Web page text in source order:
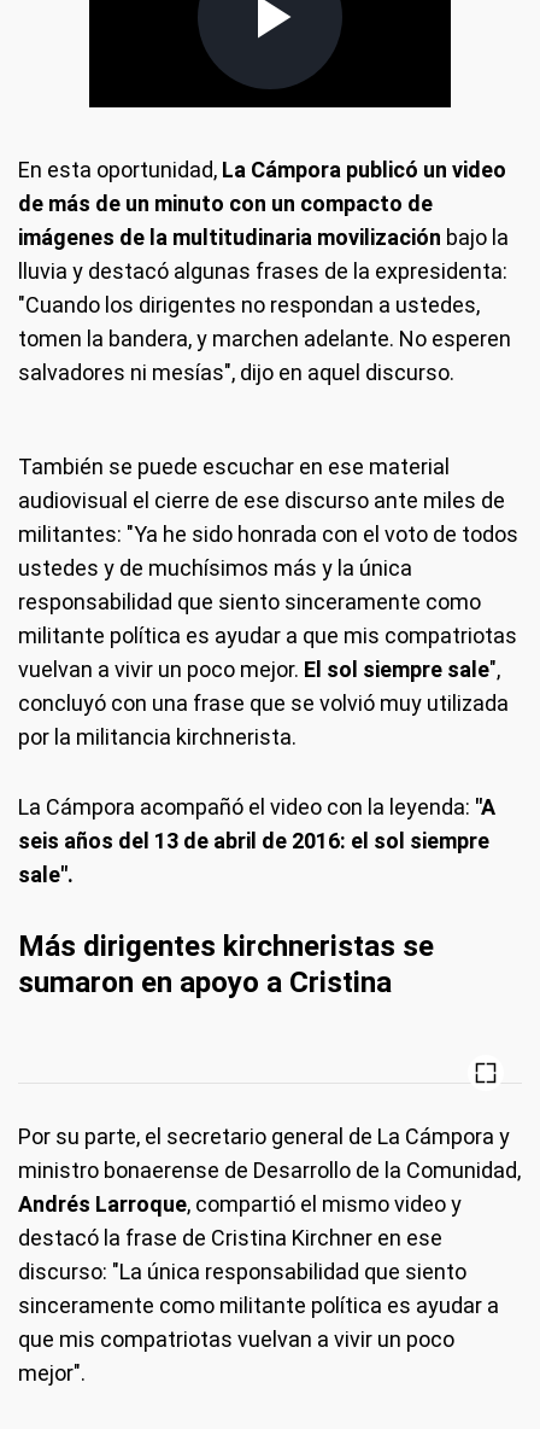
En esta oportunidad, La Cámpora publicó un video
de más de un minuto con un compacto de
imágenes de la multitudinaria movilización bajo la
lluvia y destacó algunas frases de la expresidenta:
"Cuando los dirigentes no respondan a ustedes,
tomen la bandera, y marchen adelante. No esperen
salvadores ni mesías", dijo en aquel discurso.
También se puede escuchar en ese material
audiovisual el cierre de ese discurso ante miles de
militantes: "Ya he sido honrada con el voto de todos
ustedes y de muchísimos más y la única
responsabilidad que siento sinceramente como
militante política es ayudar a que mis compatriotas
vuelvan a vivir un poco mejor. El sol siempre sale",
concluyó con una frase que se volvió muy utilizada
por la militancia kirchnerista.
La Cámpora acompañó el video con la leyenda: "A
seis años del 13 de abril de 2016: el sol siempre
sale".
Más dirigentes kirchneristas se
sumaron en apoyo a Cristina
Por su parte, el secretario general de La Cámpora y
ministro bonaerense de Desarrollo de la Comunidad,
Andrés Larroque, compartió el mismo video y
destacó la frase de Cristina Kirchner en ese
discurso: "La única responsabilidad que siento
sinceramente como militante política es ayudar a
que mis compatriotas vuelvan a vivir un poco
mejor".